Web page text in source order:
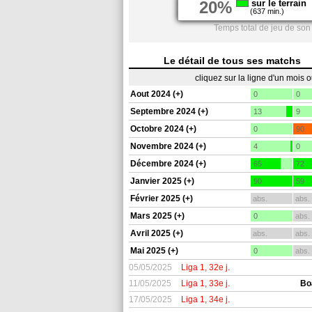
20% sur le terrain
(637 min.)
Temps total de jeu de
Le détail de tous ses matchs
cliquez sur la ligne d'un mois
Aout 2024 (+)
0 0
Septembre 2024 (+) 13 9
Octobre 2024 (+) 0 90
Novembre 2024 (+) 4 0
Décembre 2024 (+) 65 72
Janvier 2025 (+) 90 59
Février 2025 (+) abs. abs.
Mars 2025 (+) 0 abs.
Avril 2025 (+) abs. abs.
Mai 2025 (+) 0 abs.
05/05/2025 Liga 1, 32e j.
11/05/2025
Liga 1, 33e j.
17/05/2025
Liga 1, 34e j.